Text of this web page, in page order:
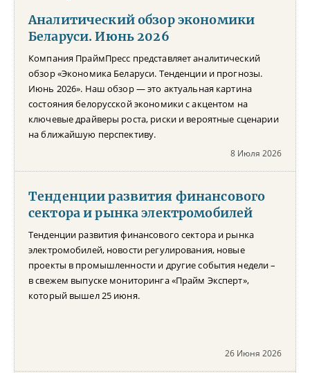
Аналитический обзор экономики
Беларуси. Июнь 2026
Компания ПраймПресс представляет аналитический
обзор «Экономика Беларуси. Тенденции и прогнозы.
Июнь 2026». Наш обзор — это актуальная картина
состояния белорусской экономики с акцентом на
ключевые драйверы роста, риски и вероятные сценарии
на ближайшую перспективу.
8 Июля 2026
Тенденции развития финансового
сектора и рынка электромобилей
Тенденции развития финансового сектора и рынка
электромобилей, новости регулирования, новые
проекты в промышленности и другие события недели –
в свежем выпуске мониторинга «Прайм Эксперт»,
который вышел 25 июня.
26 Июня 2026